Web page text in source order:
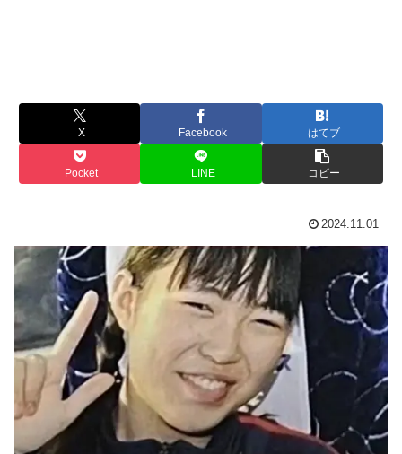
X Facebook はてブ
Pocket LINE コピー
2024.11.01